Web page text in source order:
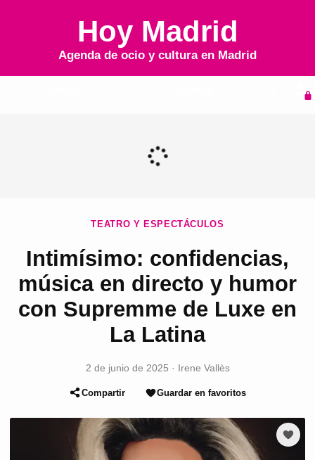
Hoy Madrid
Agenda de ocio y cultura en Madrid
TEATRO Y ESPECTÁCULOS
Intimísimo: confidencias,
música en directo y humor
con Supremme de Luxe en
La Latina
2 de junio de 2025 · Irene Vallès
Compartir Guardar en favoritos